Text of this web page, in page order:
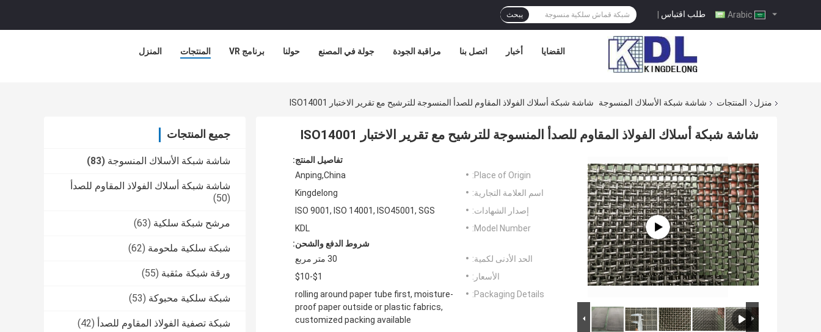
طلب اقتباس | يبحث
المنزل المنتجات برنامج VR حولنا جولة في المصنع مراقبة الجودة اتصل بنا أخبار القضايا
منزل المنتجات شاشة شبكة الأسلاك المنسوجة شاشة شبكة أسلاك الفولاذ المقاوم للصدأ المنسوجة للترشيح مع تقرير الاختبار ISO14001
جميع المنتجات
شاشة شبكة الأسلاك المنسوجة (83)
شاشة شبكة أسلاك الفولاذ المقاوم للصدأ
(50)
مرشح شبكة سلكية (63)
شبكة سلكية ملحومة (62)
ورقة شبكة مثقبة (55)
شبكة سلكية محبوكة (53)
شبكة تصفية الفولاذ المقاوم للصدأ (42)
شاشة شبكة أسلاك الفولاذ المقاوم للصدأ المنسوجة للترشيح مع تقرير الاختبار ISO14001
تفاصيل المنتج:
Place of Origin:
Anping,China
اسم العلامة التجارية:
Kingdelong
إصدار الشهادات:
ISO 9001, ISO 14001, ISO45001, SGS
Model Number:
KDL
شروط الدفع والشحن:
الحد الأدنى لكمية:
30 متر مربع
الأسعار:
$1-$10
Packaging Details:
rolling around paper tube first, moisture-
proof paper outside or plastic fabrics,
customized packing available